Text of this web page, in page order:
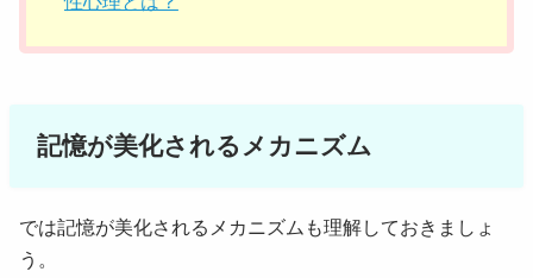
記憶が美化されるメカニズム
では記憶が美化されるメカニズムも理解しておきましょ
う。